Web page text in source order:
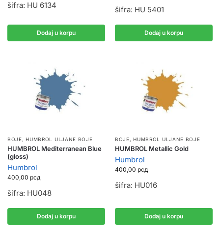
šifra: HU 6134
Dodaj u korpu
šifra: HU 5401
Dodaj u korpu
BOJE,HUMBROL ULJANE BOJE
HUMBROL Mediterranean Blue
(gloss)
Humbrol
400,00 рсд
šifra: HU048
Dodaj u korpu
BOJE,HUMBROL ULJANE BOJE
HUMBROL Metallic Gold
Humbrol
400,00 рсд
šifra: HU016
Dodaj u korpu